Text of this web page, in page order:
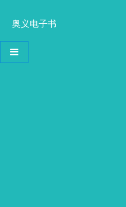
奥义电子书
导航切换